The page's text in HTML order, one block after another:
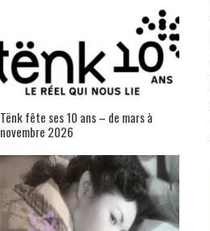
Tënk fête ses 10 ans – de mars à
novembre 2026